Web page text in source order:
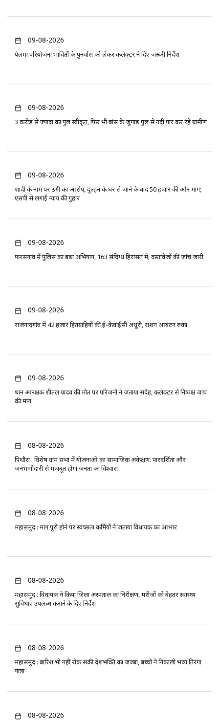
09-08-2026
पेलमा परियोजना प्रभावितों के पुनर्वास को लेकर कलेक्टर ने दिए जरूरी निर्देश
09-08-2026
3 करोड़ से ज्यादा का पुल स्वीकृत, फिर भी बांस के जुगाड़ पुल से नदी पार कर रहे ग्रामीण
09-08-2026
शादी के नाम पर ठगी का आरोप, दुल्हन के घर से जाने के बाद 50 हजार की और मांग;
एसपी से लगाई न्याय की गुहार
09-08-2026
फरसगांव में पुलिस का बड़ा अभियान, 163 संदिग्ध हिरासत में; दस्तावेजों की जांच जारी
09-08-2026
राजनांदगांव में 42 हजार हितग्राहियों की ई-केवाईसी अधूरी, राशन आबंटन रुका
09-08-2026
प्रधान आरक्षक शीतल यादव की मौत पर परिजनों ने जताया संदेह, कलेक्टर से निष्पक्ष जांच
की मांग
08-08-2026
पिथौरा : विशेष ग्राम सभा में योजनाओं का सामाजिक अंकेक्षण: पारदर्शिता और
जनभागीदारी से मजबूत होगा जनता का विश्वास
08-08-2026
महासमुंद : मांग पूरी होने पर स्वच्छता कर्मियों ने जताया विधायक का आभार
08-08-2026
महासमुंद : विधायक ने किया जिला अस्पताल का निरीक्षण, मरीजों को बेहतर स्वास्थ्य
सुविधाएं उपलब्ध कराने के दिए निर्देश
08-08-2026
महासमुंद : बारिश भी नहीं रोक सकी देशभक्ति का जज्बा, बच्चों ने निकाली भव्य तिरंगा
यात्रा
08-08-2026